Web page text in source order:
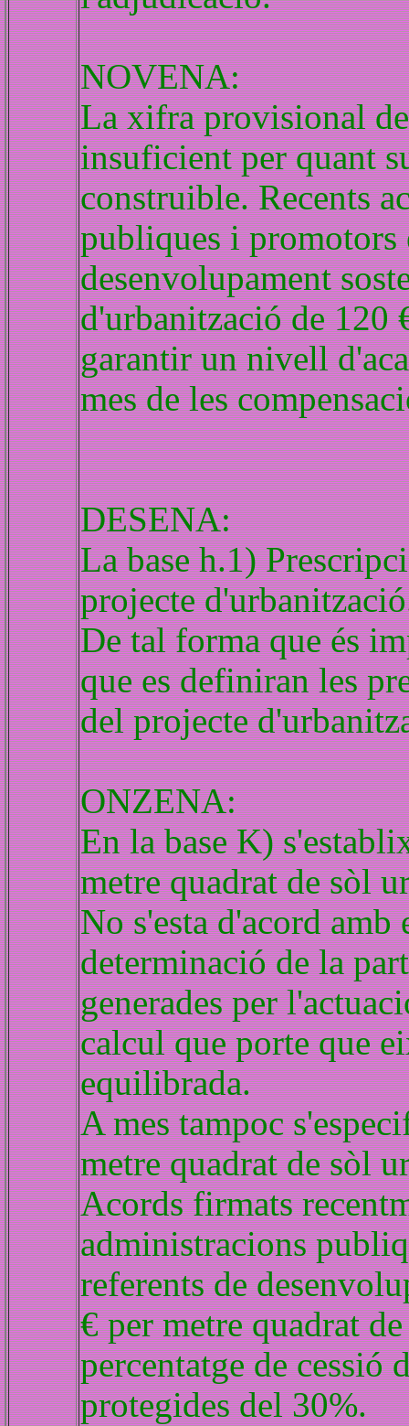
NOVENA:
La xifra provisional
insuficient per quant
construible. Recents
publiques i promotors
desenvolupament
d'urbanització de 120
garantir un nivell
mes de les
DESENA:
La base h.1)
projecte
De tal forma que és
que es definiran les
del projecte
ONZENA:
En la base K)
metre quadrat de sòl
No s'esta d'acord amb
determinació de la
generades per
calcul que porte que
equilibrada.
A mes tampoc
metre quadrat de sòl
Acords firmats
administracions
referents de
€ per metre quadrat
percentatge de cessió
protegides del 30%.